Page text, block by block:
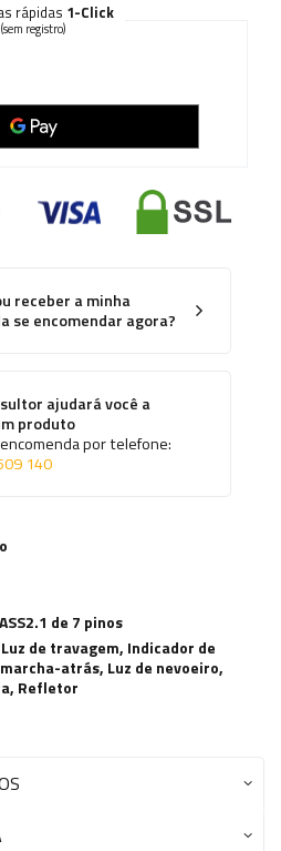
rápidas 1-Click
(sem registro)
receber a minha
se encomendar agora?
ajudará você a
produto
por telefone:
140
de 7 pinos
Luz de travagem, Indicador de
marcha-atrás, Luz de nevoeiro,
, Refletor